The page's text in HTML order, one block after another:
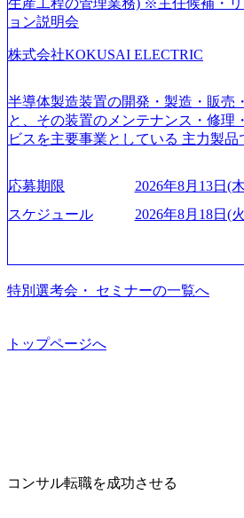
C事業を始め、パブリック、製造業
はあるが、社員の興味のある分野や
着けたい方でも幅広に経験を積みた
成が柔軟に可能な環境である。 https://
our-vision-production.appspot.com/
_93b1bff3-f71c-4bc9-8bd9-
mages/20250502152751_46c65543-87ef-
_956x512.webp https://
on.appspot.com/public/images/
m/our-vision-production.appspot.com/
ング会社で、NRI、NTTDATAと同じ
開発、運用保守と言った全工程を行
特長 ビジネスへの深い理解を持つコ
報 (https://www.xspear.co.jp/member/)
ョン説明会
株式会社KOKUSAI ELECTRIC
半導体製造装置の開発・製造・販売
と、その装置のメンテナンス・修理
ビスを主要事業としている 主力製
世界トップクラスのシェアを有して
て未来を創造し、社会課題の解決に
ている Mission:私たちの技術/私たち
話 IoT社会の浸透、AIの加速等によ
急伸長しており、それに伴い半導体
中 https://storage.googleapis.com/our-
on-production.appspot.com/public/
cb8-329e-4a45-a8f5-
アドバイザーによる自身のキャリア
応募期限
2026年8月13日(
スケジュール
2026年8月18日(
特別選考会・ セミナーの一覧へ
トップページへ
コンサル転職を成功させる